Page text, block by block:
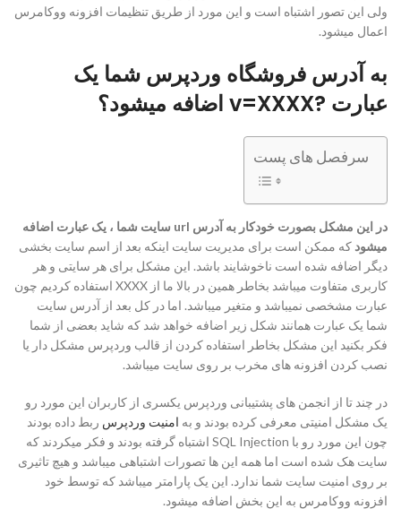
ولی این تصور اشتباه است و این مورد از طریق تنظیمات افزونه ووکامرس
اعمال میشود.
به آدرس فروشگاه وردپرس شما یک
عبارت ?v=XXXX اضافه میشود؟
سرفصل های پست
در این مشکل بصورت خودکار به آدرس url سایت شما ، یک عبارت اضافه
میشود که ممکن است برای مدیریت سایت اینکه بعد از اسم سایت بخشی
دیگر اضافه شده است ناخوشایند باشد. این مشکل برای هر سایتی و هر
کاربری متفاوت میباشد بخاطر همین در بالا ما از XXXX استفاده کردیم چون
عبارت مشخصی نمیباشد و متغیر میباشد. اما در کل بعد از آدرس سایت
شما یک عبارت همانند شکل زیر اضافه خواهد شد که شاید بعضی از شما
فکر بکنید این مشکل بخاطر استفاده کردن از قالب وردپرس مشکل دار یا
نصب کردن افزونه های مخرب بر روی سایت میباشد.
در چند تا از انجمن های پشتیبانی وردپرس یکسری از کاربران این مورد رو
یک مشکل امنیتی معرفی کرده بودند و به امنیت وردپرس ربط داده بودند
چون این مورد رو با SQL Injection اشتباه گرفته بودند و فکر میکردند که
سایت هک شده است اما همه این ها تصورات اشتباهی میباشد و هیچ تاثیری
بر روی امنیت سایت شما ندارد. این یک پارامتر میباشد که توسط خود
افزونه ووکامرس به این بخش اضافه میشود.